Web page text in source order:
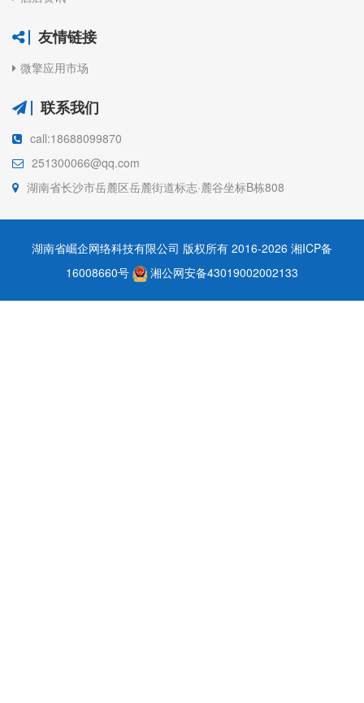
友情链接
微擎应用市场
联系我们
call:18688099870
251300066@qq.com
湖南省长沙市岳麓区岳麓街道标志·麓谷坐标B栋808
湖南省崛企网络科技有限公司 版权所有 2016-2026 湘ICP备
16008660号
湘公网安备43019002002133